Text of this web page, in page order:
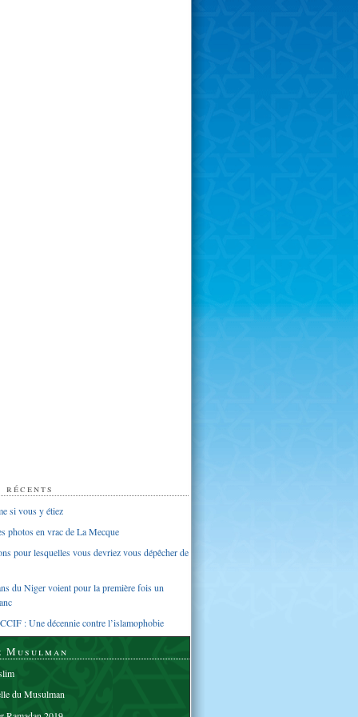
si vous y étiez
photos en vrac de La Mecque
pour lesquelles vous devriez vous dépêcher de
du Niger voient pour la première fois un
: Une décennie contre l’islamophobie
Musulman
du Musulman